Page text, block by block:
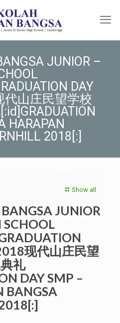
JUNIOR –
DAY
代山庄民望学校
HARAPAN
2018[:]
Show all
JUNIOR
SCHOOL
现代山庄民望
礼
DAY SMP –
BANGSA